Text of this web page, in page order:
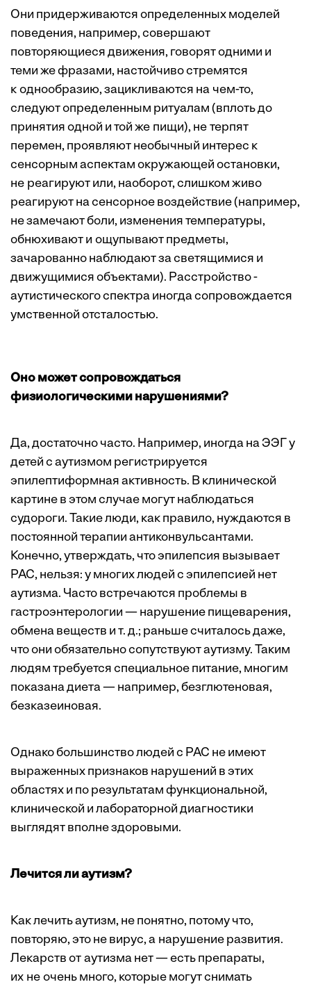
Они придерживаются определенных моделей
поведения, например, совершают
повторяющиеся движения, говорят одними и
теми же фразами, настойчиво стремятся
к однообразию, зацикливаются на чем-то,
следуют определенным ритуалам (вплоть до
принятия одной и той же пищи), не терпят
перемен, проявляют необычный интерес к
сенсорным аспектам окружающей остановки,
не реагируют или, наоборот, слишком живо
реагируют на сенсорное воздействие (например,
не замечают боли, изменения температуры,
обнюхивают и ощупывают предметы,
зачарованно наблюдают за светящимися и
движущимися объектами). Расстройство ­
аутистического спектра иногда сопровождается
умственной отсталостью.
Оно может сопровождаться
физиологическими нарушениями?
Да, достаточно часто. Например, иногда на ЭЭГ у
детей с аутизмом регист­рируется
эпилептиформная активность. В клинической
картине в этом случае могут наблюдаться
судороги. Такие люди, как правило, нуждаются в
постоянной терапии антиконвульсантами.
Конечно, утверждать, что эпилепсия вызывает
РАС, нельзя: у многих людей с эпилепсией нет
аутизма. Часто встречаются проблемы в
гастроэнтерологии — нарушение пищеварения,
обмена веществ и т. д.; раньше считалось даже,
что они обязательно сопутствуют аутизму. Таким
людям требуется специальное питание, многим
показана диета — например, безглютеновая,
безказеиновая.
Однако большинство людей с РАС не имеют
выраженных признаков нарушений в этих
областях и по результатам функциональной,
клинической и лабораторной диагностики
выглядят вполне здоровыми.
Лечится ли аутизм?
Как лечить аутизм, не понятно, потому что,
повторяю, это не вирус, а нарушение развития.
Лекарств от аутизма нет — есть препараты,
их не очень много, которые могут снимать